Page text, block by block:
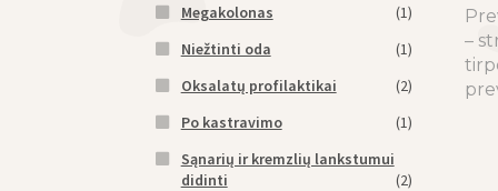
–
Megakolonas
(1)
Niežtinti oda
(1)
Oksalatų profilaktikai
(2)
Po kastravimo
(1)
Sąnarių ir kremzlių lankstumui
didinti
(2)